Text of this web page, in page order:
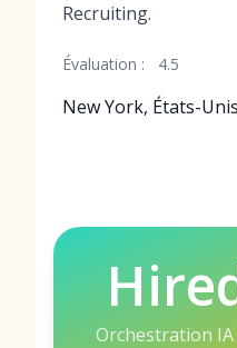
Recruiting.
Évaluation : 4.5
New York, États-Unis
Orchestration